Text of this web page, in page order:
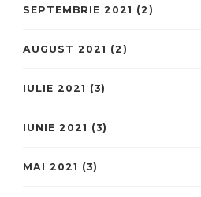
SEPTEMBRIE 2021 (2)
AUGUST 2021 (2)
IULIE 2021 (3)
IUNIE 2021 (3)
MAI 2021 (3)